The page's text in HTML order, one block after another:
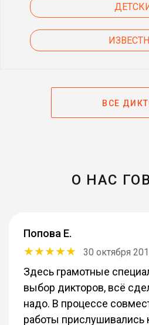
ВСЕ
О НАС
Попова Е.
30 октября
Здесь грамотные
выбор дикторов, всё
надо. В процессе
работы прислушивались